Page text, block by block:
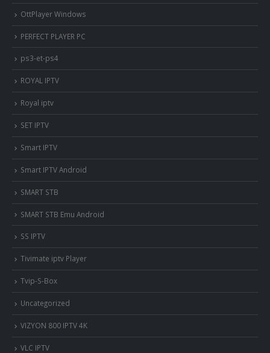
OttPlayer Windows
PERFECT PLAYER PC
ps3-et-ps4
ROYAL IPTV
Royal iptv
SET IPTV
Smart IPTV
Smart IPTV Android
SMART STB
SMART STB Emu Android
SS IPTV
Tivimate iptv Player
Tvip-S-Box
Uncategorized
VIZYON 800 IPTV 4K
VLC IPTV